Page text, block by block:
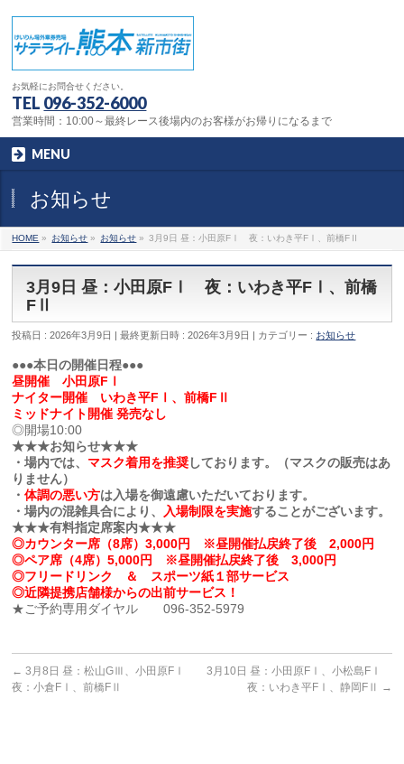
お気軽にお問合せください。
TEL 096-352-6000
営業時間：10:00～最終レース後場内のお客様がお帰りになるまで
MENU
お知らせ
HOME » お知らせ » お知らせ » 3月9日 昼：小田原FⅠ 夜：いわき平FⅠ、前橋FⅡ
3月9日 昼：小田原FⅠ 夜：いわき平FⅠ、前橋
FⅡ
投稿日 : 2026年3月9日 最終更新日時 : 2026年3月9日 カテゴリー : お知らせ
●●●本日の開催日程●●●
昼開催 小田原FⅠ
ナイター開催 いわき平FⅠ、前橋FⅡ
ミッドナイト開催 発売なし
◎開場10:00
★★★お知らせ★★★
・場内では、 マスク着用を推奨しております。（マスクの販売はあ
りません）
・体調の悪い方は入場を御遠慮いただいております。
・場内の混雑具合により、
入場制限を実施することがございます。
★★★有料指定席案内★★★
◎カウンター席（8席）3,000円 ※昼開催払戻終了後 2,000円
◎ペア席（4席）5,000円 ※昼開催払戻終了後 3,000円
◎フリードリンク ＆ スポーツ紙１部サービス
◎近隣提携店舗様からの出前サービス！
★ご予約専用ダイヤル 096-352-5979
← 3月8日 昼：松山GⅢ、小田原FⅠ
夜：小倉FⅠ、前橋FⅡ
3月10日 昼：小田原FⅠ、小松島FⅠ
夜：いわき平FⅠ、静岡FⅡ
→